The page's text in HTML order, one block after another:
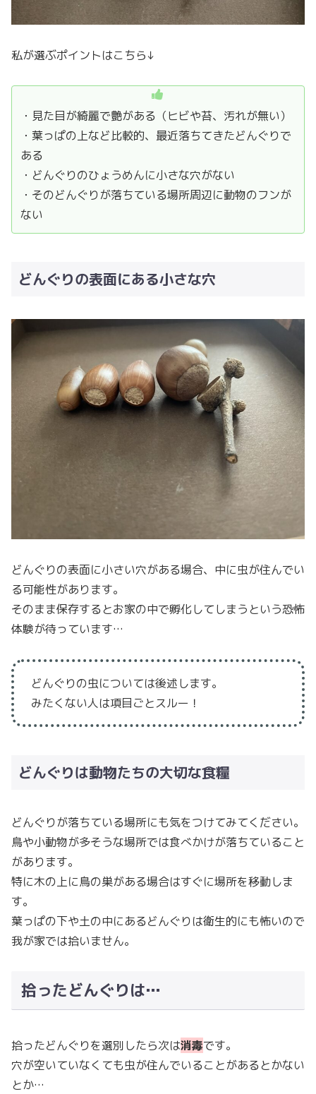
私が選ぶポイントはこちら↓
・見た目が綺麗で艶がある（ヒビや苔、汚れが無い）
・葉っぱの上など比較的、最近落ちてきたどんぐりで
ある
・どんぐりのひょうめんに小さな穴がない
・そのどんぐりが落ちている場所周辺に動物のフンが
ない
どんぐりの表面にある小さな穴
どんぐりの表面に小さい穴がある場合、中に虫が住んでい
る可能性があります。
そのまま保存するとお家の中で孵化してしまうという恐怖
体験が待っています…
どんぐりの虫については後述します。
みたくない人は項目ごとスルー！
どんぐりは動物たちの大切な食糧
どんぐりが落ちている場所にも気をつけてみてください。
鳥や小動物が多そうな場所では食べかけが落ちていること
があります。
特に木の上に鳥の巣がある場合はすぐに場所を移動しま
す。
葉っぱの下や土の中にあるどんぐりは衛生的にも怖いので
我が家では拾いません。
拾ったどんぐりは…
拾ったどんぐりを選別したら次は消毒です。
穴が空いていなくても虫が住んでいることがあるとかない
とか…